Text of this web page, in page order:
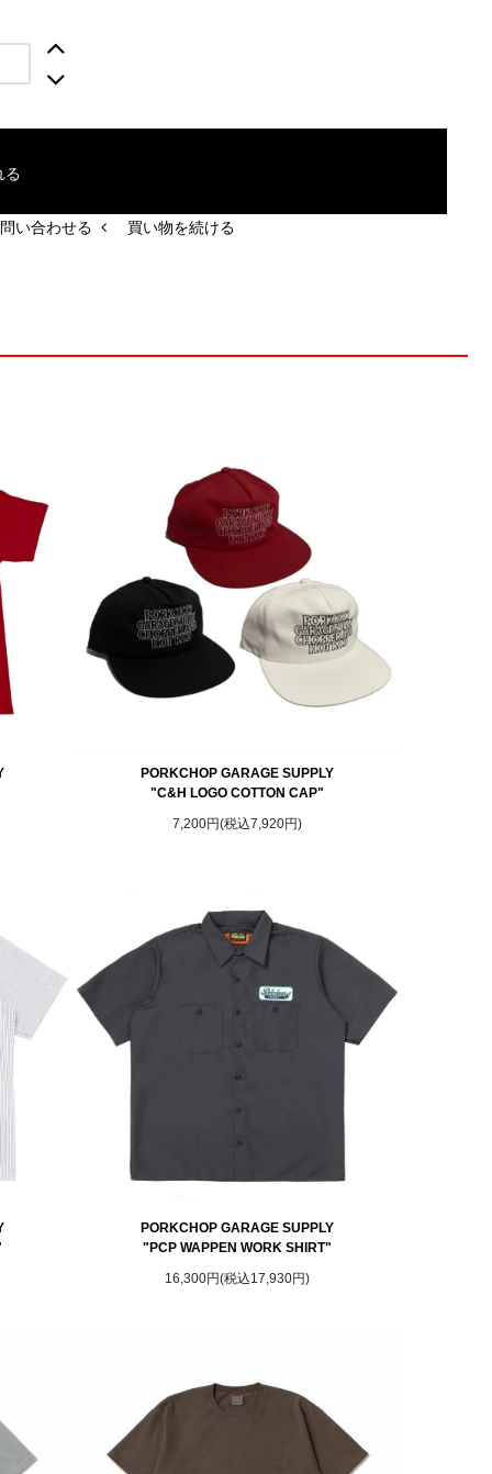
る
い合わせる 買い物を続ける
PORKCHOP GARAGE SUPPLY
"C&H LOGO COTTON CAP"
7,200円(税込7,920円)
PORKCHOP GARAGE SUPPLY
"PCP WAPPEN WORK SHIRT"
16,300円(税込17,930円)